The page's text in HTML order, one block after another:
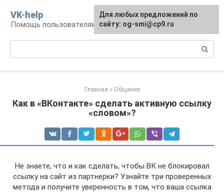
контенту
VK-help
Помощь пользователям соцсети ВКонтакте
Главная » Общение
Как в «ВКонтакте» сделать активную ссылку
«словом»?
Не знаете, что и как сделать, чтобы ВК не блокировал
ссылку на сайт из партнерки? Узнайте три проверенных
метода и получите уверенность в том, что ваша ссылка
Для любых предложений по
сайту: og-smi@cp9.ru